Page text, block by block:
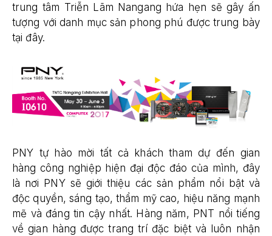
trung tâm Triễn Lãm Nangang hứa hẹn sẽ gây ấn
tượng với danh mục sản phong phú được trung bày
tại đây.
PNY tự hào mời tất cả khách tham dự đến gian
hàng công nghiệp hiện đại độc đáo của mình, đây
là nơi PNY sẽ giới thiệu các sản phẩm nổi bật và
độc quyền, sáng tạo, thẩm mỹ cao, hiệu năng mạnh
mẽ và đáng tin cậy nhất. Hàng năm, PNT nổi tiếng
về gian hàng được trang trí đặc biệt và luôn nhận